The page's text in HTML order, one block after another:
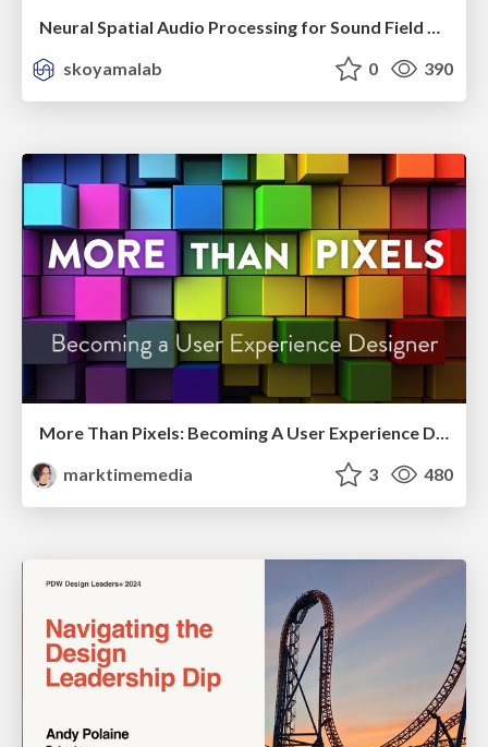
skoyamalab
0 390
More Than Pixels: Becoming A User Experience Designer
marktimemedia
3 480